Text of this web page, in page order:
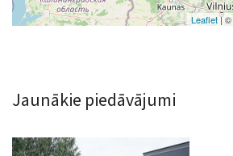
Leaflet| ©
Jaunākie piedāvājumi